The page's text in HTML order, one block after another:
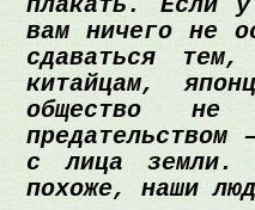
вам ничего не
сдаваться
китайцам,
общество не
с лица
похоже, наши